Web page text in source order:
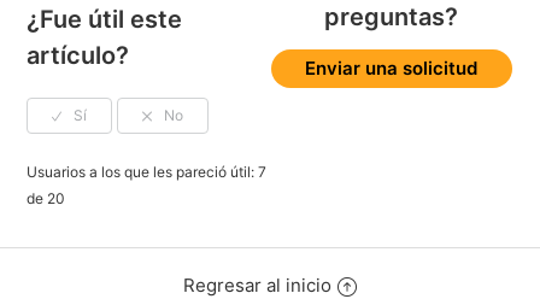
¿Fue útil este
artículo?
Usuarios a los que les pareció útil: 7
de 20
preguntas?
Enviar una solicitud
Regresar al inicio